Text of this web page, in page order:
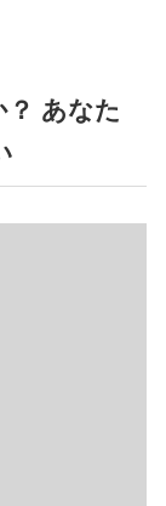
？ あなた